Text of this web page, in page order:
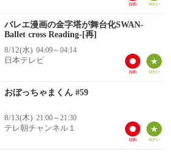
バレエ漫画の金字塔が舞台化SWAN-
Ballet cross Reading-[再]
8/12(水) 04:09～04:14
日本テレビ
おぼっちゃまくん #59
8/13(木) 21:00～21:30
テレ朝チャンネル１